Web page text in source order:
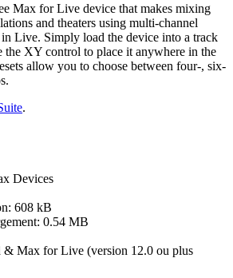
Max for Live device that makes mixing
and theaters using multi-channel
in Live. Simply load the device into a track
the XY control to place it anywhere in the
allow you to choose between four-, six-
.
Devices
608 kB
0.54 MB
& Max for Live (version 12.0 ou plus